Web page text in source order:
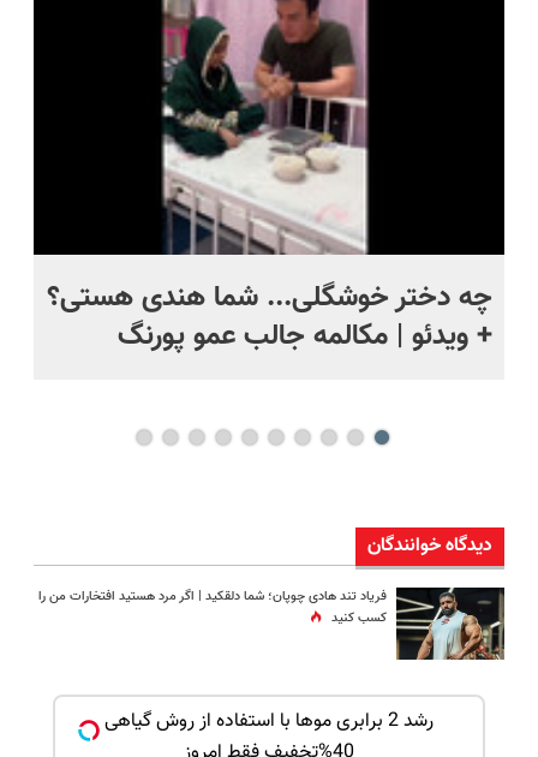
چه دختر خوشگلی... شما هندی هستی؟
+ ویدئو | مکالمه جالب عمو پورنگ
دیدگاه خوانندگان
فریاد تند هادی چوپان؛‌ شما دلقکید | اگر مرد هستید افتخارات من را
کسب کنید
رشد 2 برابری موها با استفاده از روش گیاهی